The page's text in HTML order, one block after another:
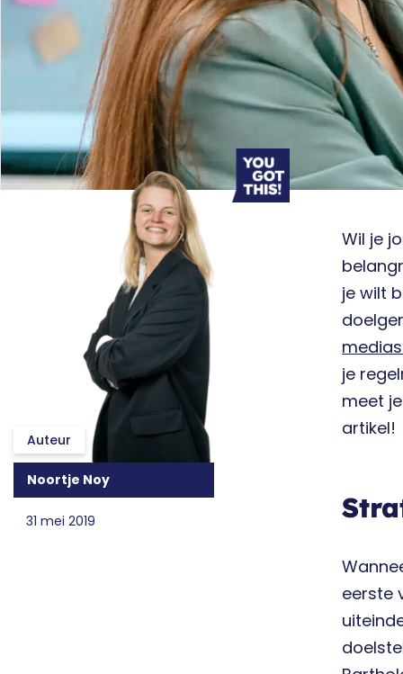
Auteur
Noortje Noy
31 mei 2019
Wil je
je wilt
je
meet
artikel!
eerste